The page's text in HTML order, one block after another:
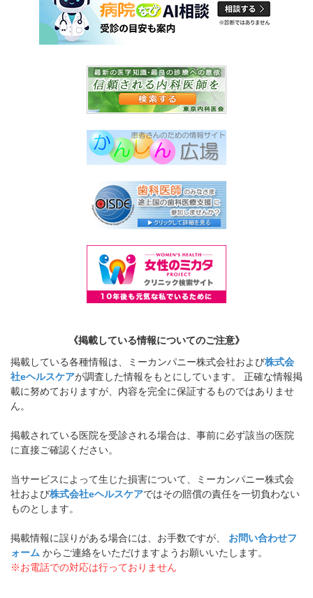
《掲載している情報についてのご注意》
掲載している各種情報は、ミーカンパニー株式会社および株式会
社eヘルスケアが調査した情報をもとにしています。 正確な情報掲
載に努めておりますが、内容を完全に保証するものではありませ
ん。
掲載されている医院を受診される場合は、事前に必ず該当の医院
に直接ご確認ください。
当サービスによって生じた損害について、ミーカンパニー株式会
社および株式会社eヘルスケアではその賠償の責任を一切負わない
ものとします。
掲載情報に誤りがある場合には、お手数ですが、 お問い合わせフ
ォーム からご連絡をいただけますようお願いいたします。
※お電話での対応は行っておりません